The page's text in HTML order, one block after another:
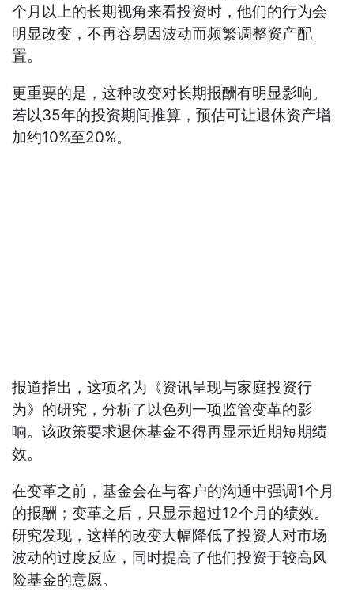
个月以上的长期视角来看投资时，他们的行为会
明显改变，不再容易因波动而频繁调整资产配
置。
更重要的是，这种改变对长期报酬有明显影响。
若以35年的投资期间推算，预估可让退休资产增
加约10%至20%。
报道指出，这项名为《资讯呈现与家庭投资行
为》的研究，分析了以色列一项监管变革的影
响。该政策要求退休基金不得再显示近期短期绩
效。
在变革之前，基金会在与客户的沟通中强调1个月
的报酬；变革之后，只显示超过12个月的绩效。
研究发现，这样的改变大幅降低了投资人对市场
波动的过度反应，同时提高了他们投资于较高风
险基金的意愿。